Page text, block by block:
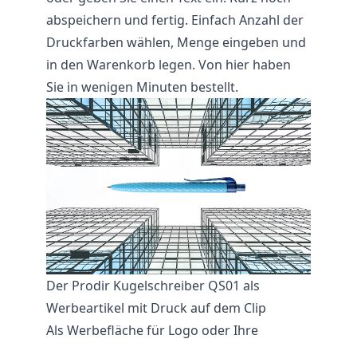
abspeichern und fertig. Einfach Anzahl der
Druckfarben wählen, Menge eingeben und
in den Warenkorb legen. Von hier haben
Sie in wenigen Minuten bestellt.
Der Prodir Kugelschreiber QS01 als
Werbeartikel mit Druck auf dem Clip
Als Werbefläche für Logo oder Ihre